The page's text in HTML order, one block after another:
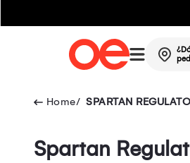
SPARTAN
Spartan